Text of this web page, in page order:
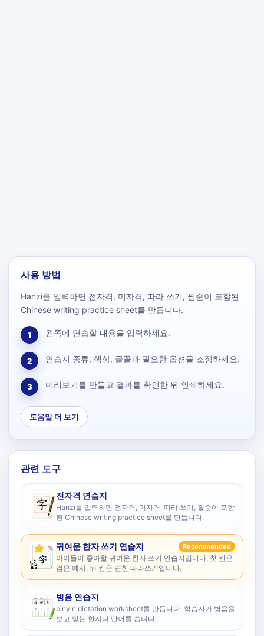
사용 방법
Hanzi를 입력하면 전자격, 미자격, 따라 쓰기, 필순이 포함된
Chinese writing practice sheet를 만듭니다.
1 왼쪽에 연습할 내용을 입력하세요.
2 연습지 종류, 색상, 글꼴과 필요한 옵션을 조정하세요.
3 미리보기를 만들고 결과를 확인한 뒤 인쇄하세요.
도움말 더 보기
관련 도구
전자격 연습지
Hanzi를 입력하면 전자격, 미자격, 따라 쓰기, 필순이 포함
된 Chinese writing practice sheet를 만듭니다.
귀여운 한자 쓰기 연습지 Recommended
아이들이 좋아할 귀여운 한자 쓰기 연습지입니다. 첫 칸은
검은 예시, 뒤 칸은 연한 따라쓰기입니다.
병음 연습지
pinyin dictation worksheet를 만듭니다. 학습자가 병음을
보고 맞는 한자나 단어를 씁니다.